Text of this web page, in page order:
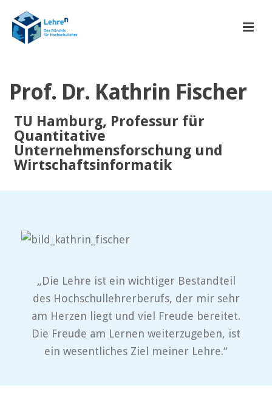
Prof. Dr. Kathrin Fischer
TU Hamburg, Professur für
Quantitative
Unternehmensforschung und
Wirtschaftsinformatik
„Die Lehre ist ein wichtiger Bestandteil
des Hochschullehrerberufs, der mir sehr
am Herzen liegt und viel Freude bereitet.
Die Freude am Lernen weiterzugeben, ist
ein wesentliches Ziel meiner Lehre.“